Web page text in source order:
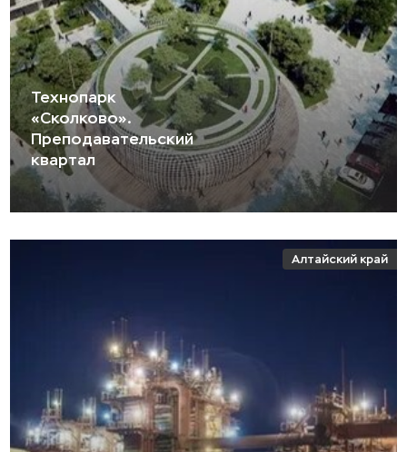
Технопарк
«Сколково».
Преподавательский
квартал
Алтайский край